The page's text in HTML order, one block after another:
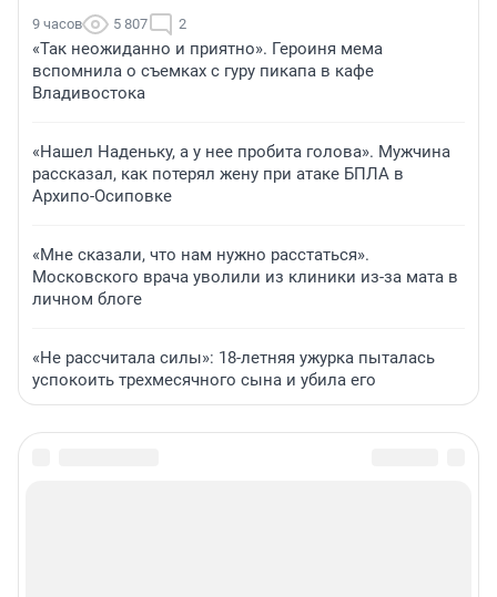
9 часов 5 807 2
«Так неожиданно и приятно». Героиня мема
вспомнила о съемках с гуру пикапа в кафе
Владивостока
«Нашел Наденьку, а у нее пробита голова». Мужчина
рассказал, как потерял жену при атаке БПЛА в
Архипо-Осиповке
«Мне сказали, что нам нужно расстаться».
Московского врача уволили из клиники из-за мата в
личном блоге
«Не рассчитала силы»: 18-летняя ужурка пыталась
успокоить трехмесячного сына и убила его